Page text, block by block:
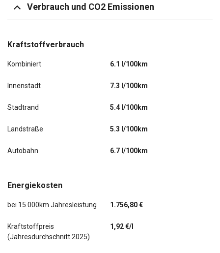
Verbrauch und CO2 Emissionen
Kraftstoffverbrauch
Kombiniert 6.1 l/100km
Innenstadt 7.3 l/100km
Stadtrand 5.4 l/100km
Landstraße 5.3 l/100km
Autobahn 6.7 l/100km
Energiekosten
bei 15.000km Jahresleistung 1.756,80 €
Kraftstoffpreis
(Jahresdurchschnitt 2025)
1,92 €/l